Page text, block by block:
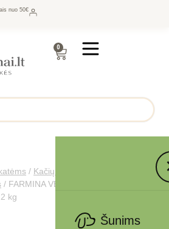
nuo 50€
0
Šunims
/ Kačių maistas
/ FARMINA VET LIFE – CAT Dry
kg